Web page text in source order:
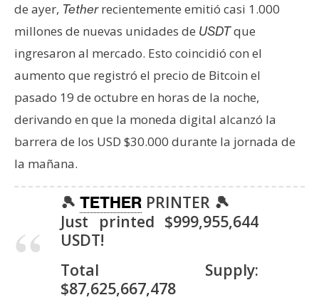
P
u
b
l
c
i
d
a
de ayer, Tetherrecientemente emitió casi 1.000
millones de nuevas unidades de USDTque
ingresaron al mercado. Esto coincidió con el
aumento que registró el precio de Bitcoin el
pasado 19 de octubre en horas de la noche,
derivando en que la moneda digital alcanzó la
barrera de los USD $30.000 durante la jornada de
la mañana.
🎾 TETHER PRINTER 🎾
Just printed $999,955,644
USDT!
Total Supply:
$87,625,667,478